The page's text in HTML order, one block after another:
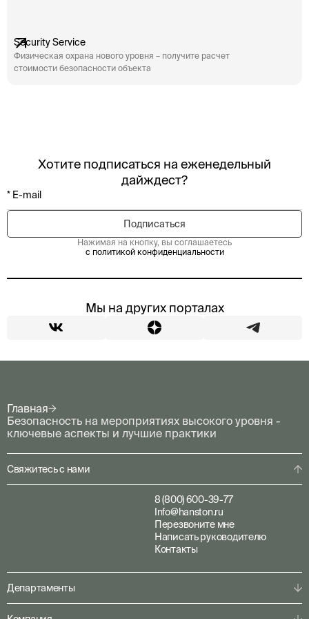
Security Service
Физическая охрана нового уровня – получите расчет
стоимости безопасности объекта
Хотите подписаться на еженедельный
дайждест?
Нажимая на кнопку, вы соглашаетесь
с политикой конфиденциальности
Мы на других порталах
Главная
Безопасность на мероприятиях высокого уровня -
ключевые аспекты и лучшие практики
Департаменты
Свяжитесь с нами
8 (800) 600-39-77
Info@hanston.ru
Перезвоните мне
Написать руководителю
Контакты